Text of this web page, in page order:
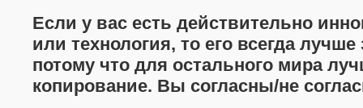
Если у вас есть действительно
или технология, то его всегда
потому что для остального мира
копирование. Вы согласны/не